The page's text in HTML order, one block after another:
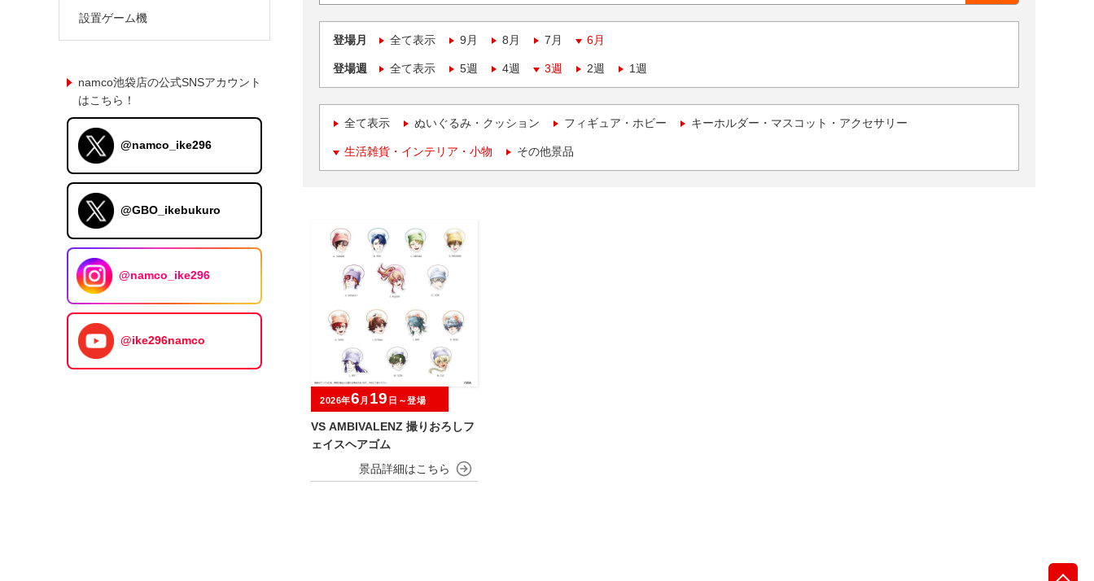
登場月 全て表示 9月 8月 7月 6月
登場週 全て表示 5週 4週 3週 2週 1週
全て表示 ぬいぐるみ・クッション フィギュア・ホビー キーホルダー・マスコット・アクセサリー
生活雑貨・インテリア・小物 その他景品
VS AMBIVALENZ 撮りおろしフ
ェイスヘアゴム
2026年6 月 19 日～登場
設置ゲーム機
namco池袋店の公式SNSアカウント
はこちら！
@namco_ike296
@GBO_ikebukuro
@namco_ike296
@ike296namco